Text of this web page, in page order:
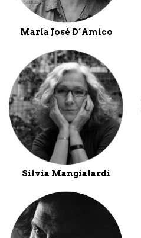
María José D´Amico
Silvia Mangialardi